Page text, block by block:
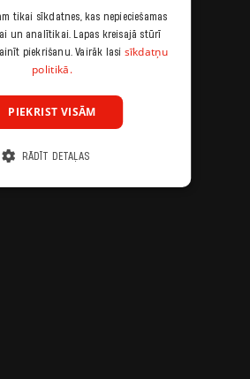
noteikumi
tikai sīkdatnes, kas nepieciešamas
un analītikai. Lapas kreisajā stūrī
piekrišanu. Vairāk lasi sīkdatņu
politikā.
PIEKRIST VISĀM
RĀDĪT DETAĻAS